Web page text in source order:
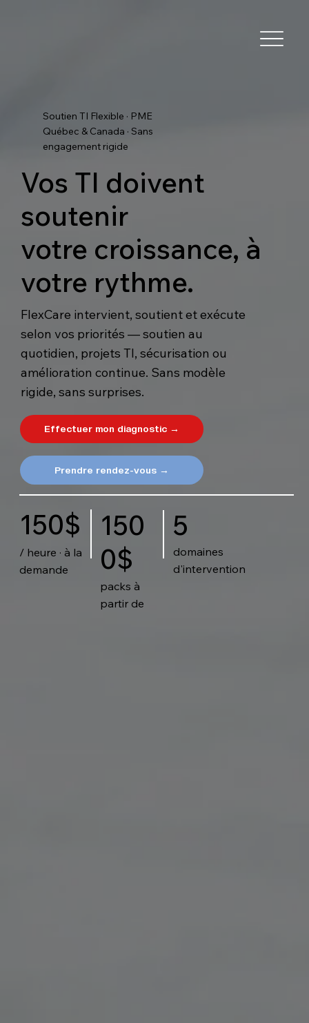
Soutien TI Flexible · PME
Québec & Canada · Sans
engagement rigide
Vos TI doivent
soutenir
votre croissance, à
votre rythme.
FlexCare intervient, soutient et exécute
selon vos priorités — soutien au
quotidien, projets TI, sécurisation ou
amélioration continue. Sans modèle
rigide, sans surprises.
Effectuer mon diagnostic →
Prendre rendez-vous →
150$
/ heure · à la
demande
150
0$
packs à
partir de
5
domaines
d'intervention